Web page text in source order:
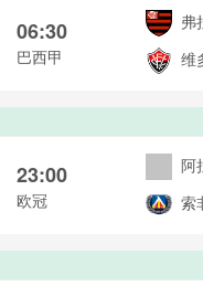
06:30
巴西甲
弗
维
23:00
欧冠
阿
索